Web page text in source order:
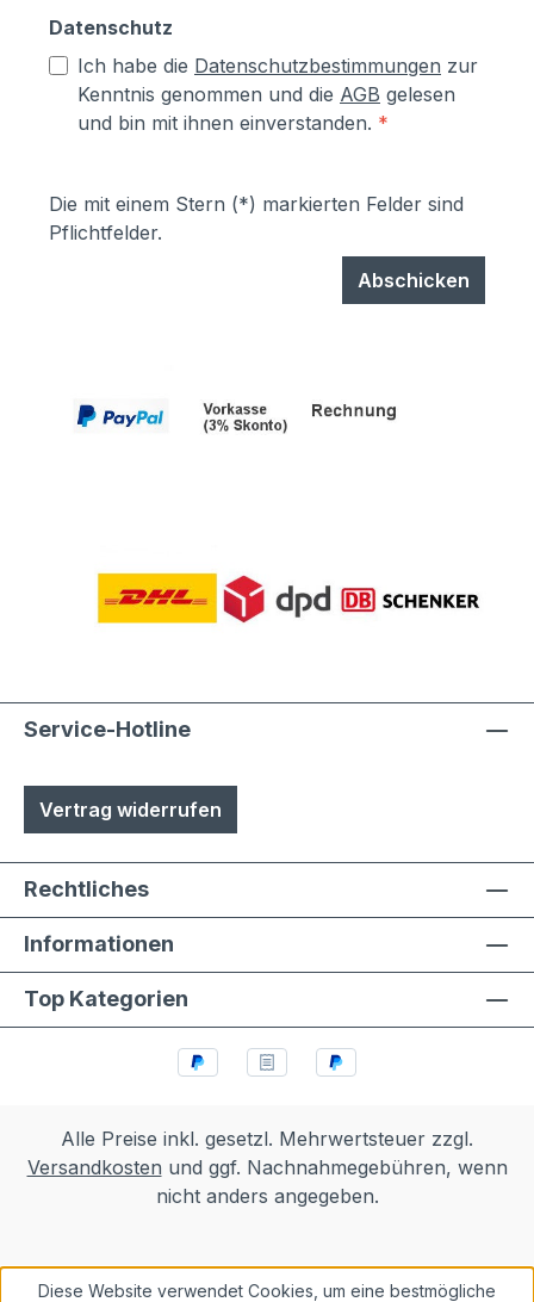
Datenschutz
Ich habe die Datenschutzbestimmungen zur
Kenntnis genommen und die AGB gelesen
und bin mit ihnen einverstanden. *
Die mit einem Stern (*) markierten Felder sind
Pflichtfelder.
Abschicken
Service-Hotline
Vertrag widerrufen
Rechtliches
Informationen
Top Kategorien
Alle Preise inkl. gesetzl. Mehrwertsteuer zzgl.
Versandkosten und ggf. Nachnahmegebühren, wenn
nicht anders angegeben.
Diese Website verwendet Cookies, um eine bestmögliche